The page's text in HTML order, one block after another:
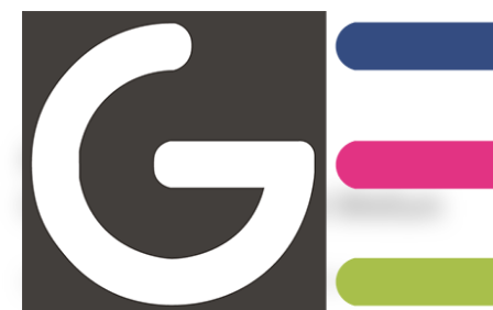
Agence de
Communication à Melun
Agence de Communication à Melun